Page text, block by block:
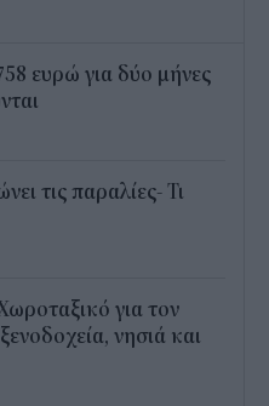
ευρώ για δύο μήνες
τις παραλίες- Τι
για τον
νησιά και